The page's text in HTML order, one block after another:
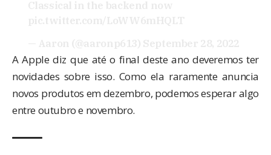
A Apple diz que até o final deste ano deveremos ter
novidades sobre isso. Como ela raramente anuncia
novos produtos em dezembro, podemos esperar algo
entre outubro e novembro.